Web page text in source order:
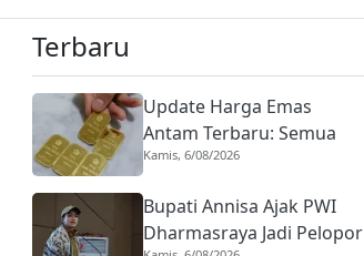
Terbaru
Update Harga Emas
Antam Terbaru: Semua
Ukuran Naik pada Kamis 6
Kamis, 6/08/2026
Bupati Annisa Ajak PWI
Dharmasraya Jadi Pelopor